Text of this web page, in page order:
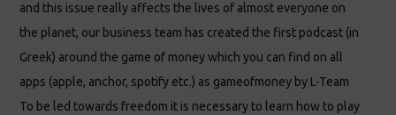
and this issue really affects the lives of almost everyone on
the planet, our business team has created the first podcast (in
Greek) around the game of money which you can find on all
apps (apple, anchor, spotify etc.) as gameofmoney by L-Team
To be led towards freedom it is necessary to learn how to play